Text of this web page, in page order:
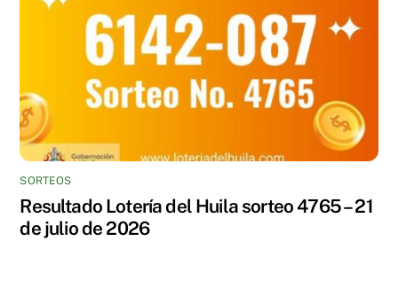
SORTEOS
Resultado Lotería del Huila sorteo 4765 – 21
de julio de 2026